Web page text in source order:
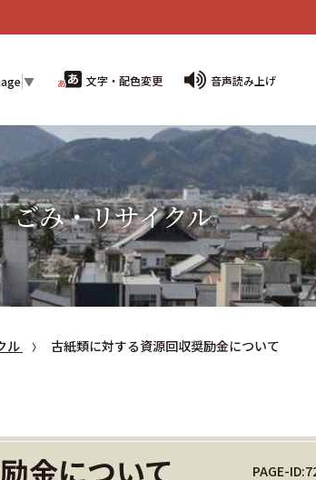
▼ 文字・配色変更 音声読み上げ
ごみ・リサイクル
ル 古紙類に対する資源回収奨励金について
金について PAGE-